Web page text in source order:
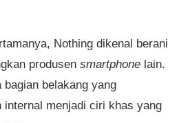
Nothing dikenal berani
produsen smartphone lain.
belakang yang
internal menjadi ciri khas yang